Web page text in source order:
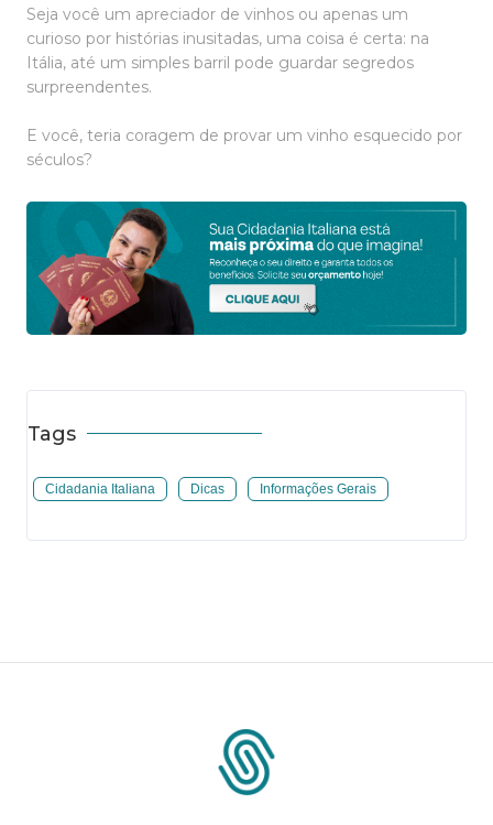
Seja você um apreciador de vinhos ou apenas um
curioso por histórias inusitadas, uma coisa é certa: na
Itália, até um simples barril pode guardar segredos
surpreendentes.
E você, teria coragem de provar um vinho esquecido por
séculos?
Tags
Cidadania Italiana Dicas Informações Gerais